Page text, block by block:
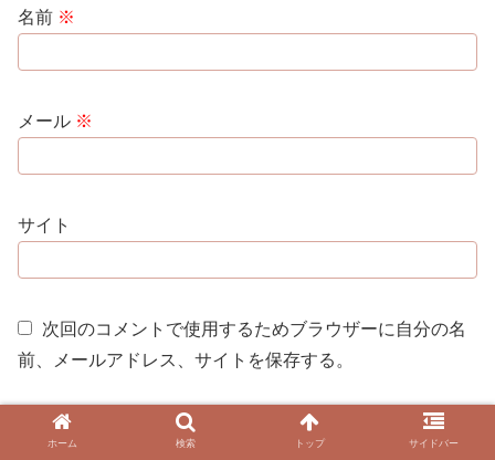
名前 ※
メール ※
サイト
次回のコメントで使用するためブラウザーに自分の名
前、メールアドレス、サイトを保存する。
ホーム 検索 トップ サイドバー